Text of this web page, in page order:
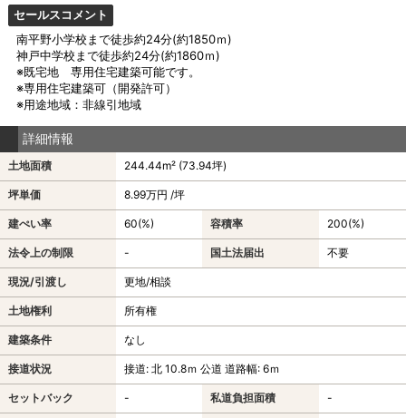
セールスコメント
南平野小学校まで徒歩約24分(約1850ｍ)
神戸中学校まで徒歩約24分(約1860ｍ)
※既宅地 専用住宅建築可能です。
※専用住宅建築可（開発許可）
※用途地域：非線引地域
詳細情報
土地面積 244.44m² (73.94坪)
坪単価 8.99万円 /坪
建ぺい率 60(%) 容積率 200(%)
法令上の制限 - 国土法届出 不要
現況/引渡し 更地/相談
土地権利 所有権
建築条件 なし
接道状況 接道: 北 10.8ｍ 公道 道路幅: 6ｍ
セットバック - 私道負担面積 -